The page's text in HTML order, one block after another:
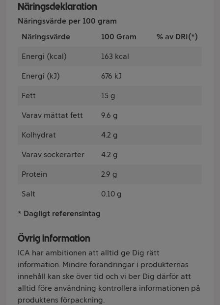
Näringsdeklaration
Näringsvärde per 100 gram
Näringsvärde
100 Gram % av DRI(*)
Energi (kcal) 163 kcal
Energi (kJ) 676 kJ
Fett 15 g
Varav mättat fett 9.6 g
Kolhydrat 4.2 g
Varav sockerarter 4.2 g
Protein 2.9 g
Salt 0.10 g
* Dagligt referensintag
Övrig information
ICA har ambitionen att alltid ge Dig rätt
information. Mindre förändringar i produkternas
innehåll kan ske över tid och vi ber Dig därför att
alltid före användning kontrollera informationen på
produktens förpackning.